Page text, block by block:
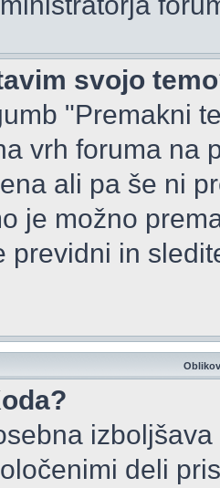
svojo
"Premakni
vrh foruma na
ali pa še ni
je možno
previdni in
deli